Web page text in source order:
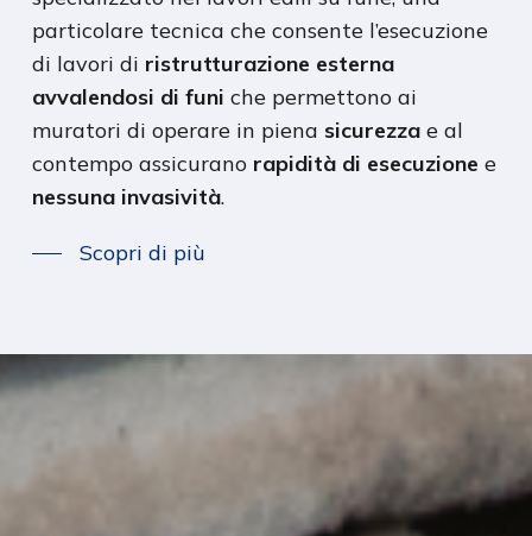
particolare tecnica che consente l’esecuzione
di lavori di ristrutturazione esterna
avvalendosi di funi che permettono ai
muratori di operare in piena sicurezzae al
contempo assicurano rapidità di esecuzione e
nessuna invasività.
Scopri di più